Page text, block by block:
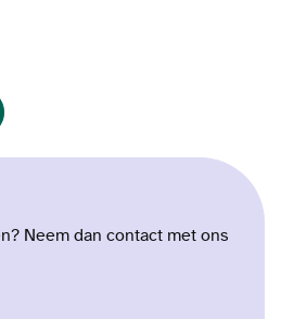
Neem dan contact met ons